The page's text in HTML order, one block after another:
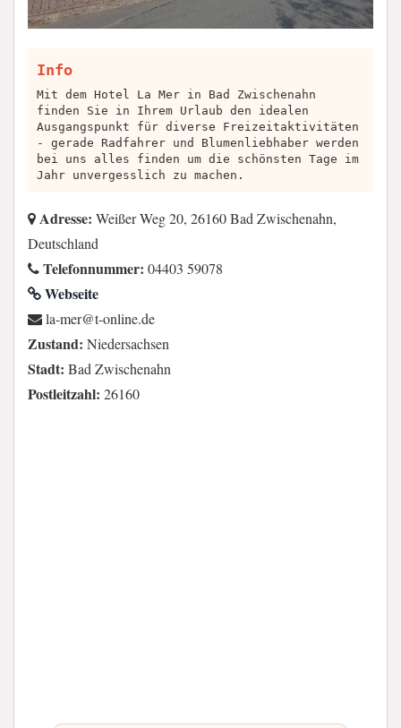
Info
Mit dem Hotel La Mer in Bad Zwischenahn
finden Sie in Ihrem Urlaub den idealen
Ausgangspunkt für diverse Freizeitaktivitäten
- gerade Radfahrer und Blumenliebhaber werden
bei uns alles finden um die schönsten Tage im
Jahr unvergesslich zu machen.
Adresse: Weißer Weg 20, 26160 Bad Zwischenahn,
Deutschland
Telefonnummer: 04403 59078
Webseite
ed.enilno-t@rem-al
Zustand: Niedersachsen
Stadt: Bad Zwischenahn
Postleitzahl: 26160